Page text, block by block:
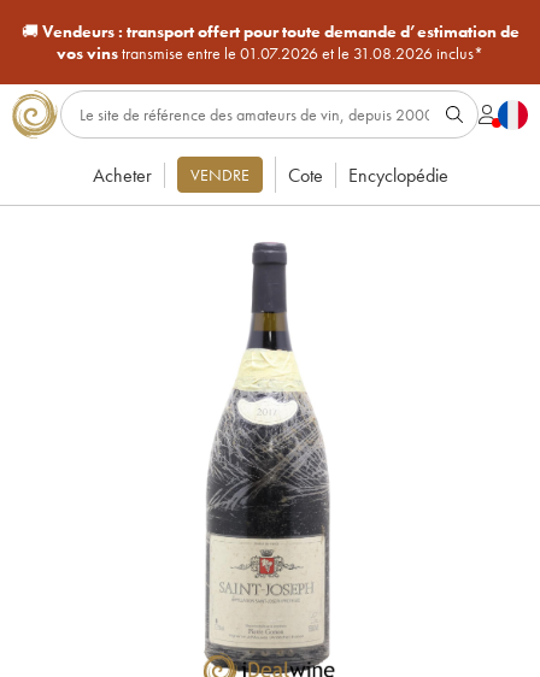
🚚Vendeurs : transport offert pour toute demande d’estimation de
vos vinstransmise entre le 01.07.2026 et le 31.08.2026 inclus*
Acheter VENDRE Cote Encyclopédie